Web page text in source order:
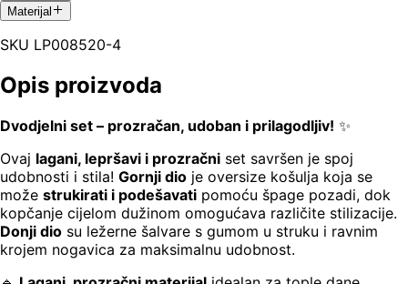
Materijal
SKU LP008520-4
Opis proizvoda
Dvodjelni set – prozračan, udoban i prilagodljiv! ✨
Ovaj lagani, lepršavi i prozračni set savršen je spoj
udobnosti i stila! Gornji dio je oversize košulja koja se
može strukirati i podešavati pomoću špage pozadi, dok
kopčanje cijelom dužinom omogućava različite stilizacije.
Donji dio su ležerne šalvare s gumom u struku i ravnim
krojem nogavica za maksimalnu udobnost.